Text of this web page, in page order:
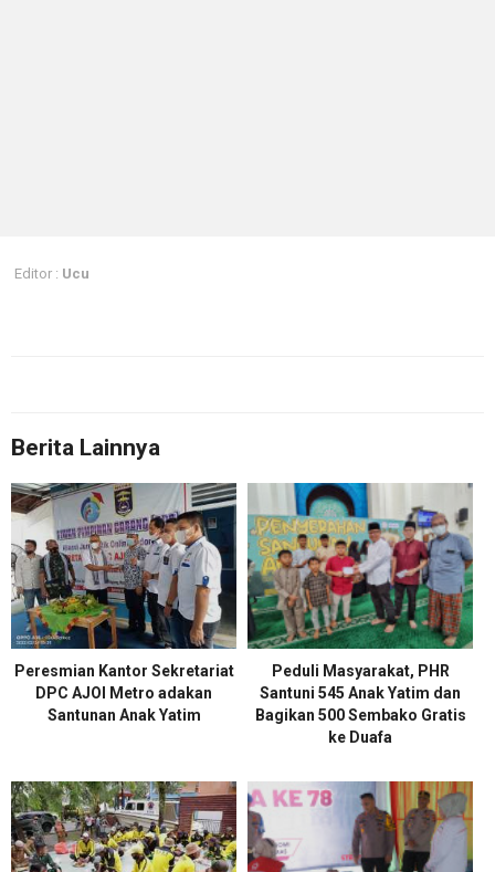
Editor : Ucu
Berita Lainnya
Peresmian Kantor Sekretariat
DPC AJOI Metro adakan
Santunan Anak Yatim
Peduli Masyarakat, PHR
Santuni 545 Anak Yatim dan
Bagikan 500 Sembako Gratis
ke Duafa